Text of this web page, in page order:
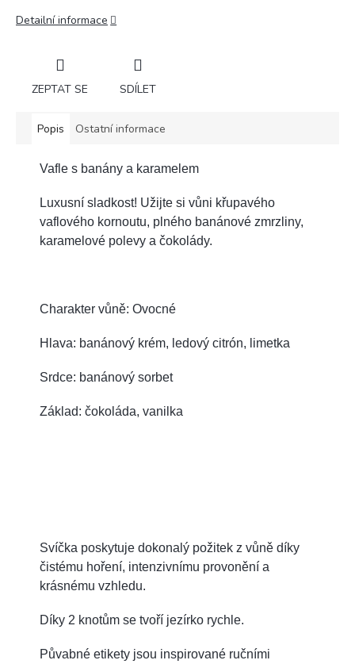
Detailní informace
ZEPTAT SE SDÍLET
Popis Ostatní informace
Vafle s banány a karamelem
Luxusní sladkost! Užijte si vůni křupavého
vaflového kornoutu, plného banánové zmrzliny,
karamelové polevy a čokolády.
Charakter vůně: Ovocné
Hlava: banánový krém, ledový citrón, limetka
Srdce: banánový sorbet
Základ: čokoláda, vanilka
Svíčka poskytuje dokonalý požitek z vůně díky
čistému hoření, intenzivnímu provonění a
krásnému vzhledu.
Díky 2 knotům se tvoří jezírko rychle.
Půvabné etikety jsou inspirované ručními